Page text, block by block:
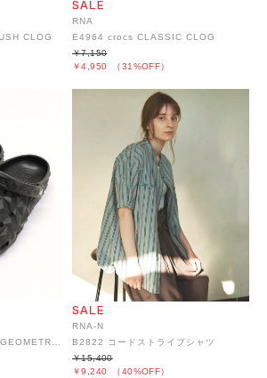
CLOG
RNA
E4964 crocs CLASSIC CLOG
￥4,950 （31%OFF）
￥7,150
RNA-N
B2822 コードストライプシャツ
￥9,240 （40%OFF）
￥15,400